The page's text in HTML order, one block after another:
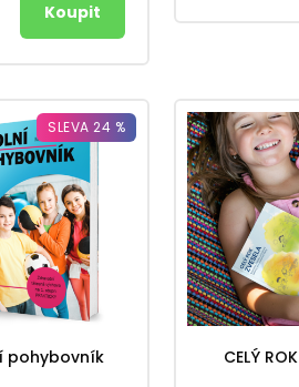
SLEVA 24 %
pohybovník CELÝ